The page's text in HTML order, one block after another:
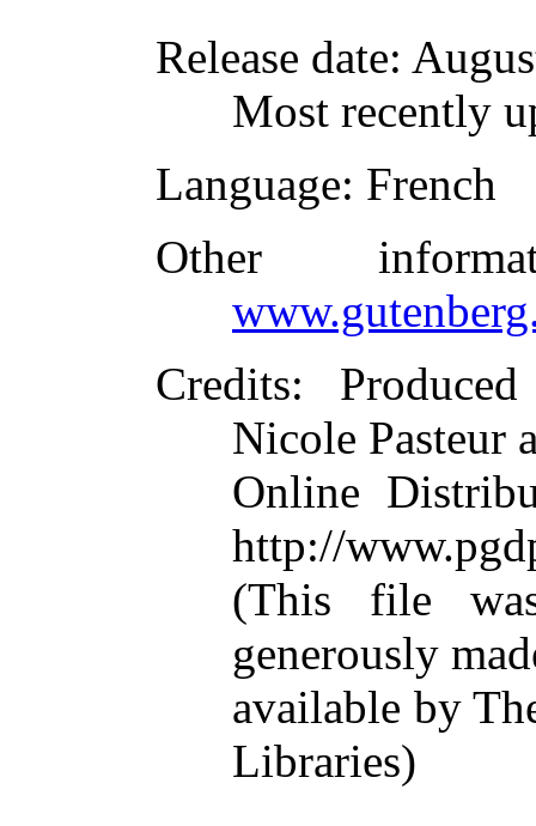
Release date:
Most recently
Language: French
Other
Credits:
Nicole Pasteur
Online
http://
(This file
generously
available by
Libraries)